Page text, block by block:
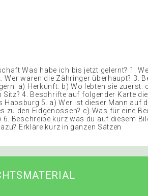
Was habe ich bis jetzt gelernt? 1.
Wer waren die Zähringer überhaupt? 3.
a) Herkunft: b) Wo lebten sie zuerst:
Sitz? 4. Beschrifte auf folgender Karte
5. a) Wer ist dieser Mann auf
zu den Eidgenossen? c) Was für eine
6. Beschreibe kurz was du auf diesem
Erkläre kurz in ganzen Sätzen